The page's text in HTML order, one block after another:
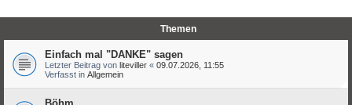
Themen
Einfach mal "DANKE" sagen
Letzter Beitrag von liteviller « 09.07.2026, 11:55
Verfasst in Allgemein
Böhm